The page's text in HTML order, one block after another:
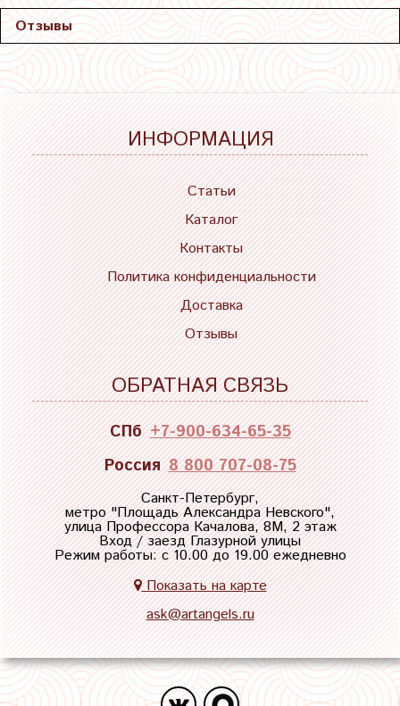
Отзывы
ИНФОРМАЦИЯ
Статьи
Каталог
Контакты
Политика конфиденциальности
Доставка
Отзывы
ОБРАТНАЯ СВЯЗЬ
СПб +7-900-634-65-35
Россия 8 800 707-08-75
Санкт-Петербург,
метро "Площадь Александра Невского",
улица Профессора Качалова, 8М, 2 этаж
Вход / заезд Глазурной улицы
Режим работы: с 10.00 до 19.00 ежедневно
Показать на карте
ask@artangels.ru